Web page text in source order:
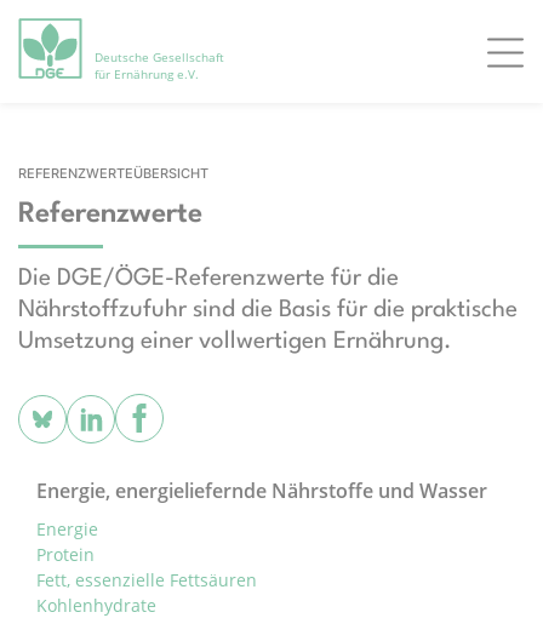
Deutsche Gesellschaft
für Ernährung e.V.
REFERENZWERTEÜBERSICHT
Referenzwerte
Die DGE/ÖGE-Referenzwerte für die
Nährstoffzufuhr sind die Basis für die praktische
Umsetzung einer vollwertigen Ernährung.
Energie, energieliefernde Nährstoffe und Wasser
Energie
Protein
Fett, essenzielle Fettsäuren
Kohlenhydrate